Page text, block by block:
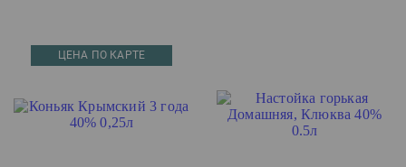
ЦЕНА ПО КАРТЕ